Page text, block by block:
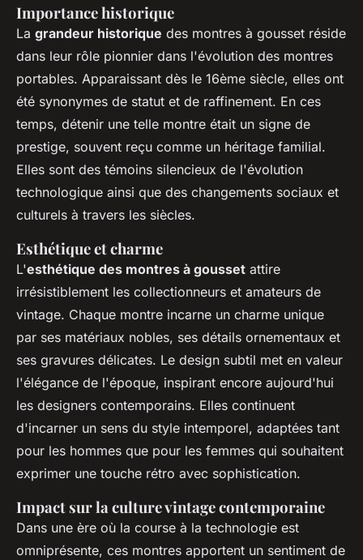
Importance historique
La grandeur historique des montres à gousset réside
dans leur rôle pionnier dans l'évolution des montres
portables. Apparaissant dès le 16ème siècle, elles ont
été synonymes de statut et de raffinement. En ces
temps, détenir une telle montre était un signe de
prestige, souvent reçu comme un héritage familial.
Elles sont des témoins silencieux de l'évolution
technologique ainsi que des changements sociaux et
culturels à travers les siècles.
Esthétique et charme
L'esthétique des montres à gousset attire
irrésistiblement les collectionneurs et amateurs de
vintage. Chaque montre incarne un charme unique
par ses matériaux nobles, ses détails ornementaux et
ses gravures délicates. Le design subtil met en valeur
l'élégance de l'époque, inspirant encore aujourd'hui
les designers contemporains. Elles continuent
d'incarner un sens du style intemporel, adaptées tant
pour les hommes que pour les femmes qui souhaitent
exprimer une touche rétro avec sophistication.
Impact sur la culture vintage contemporaine
Dans une ère où la course à la technologie est
omniprésente, ces montres apportent un sentiment de